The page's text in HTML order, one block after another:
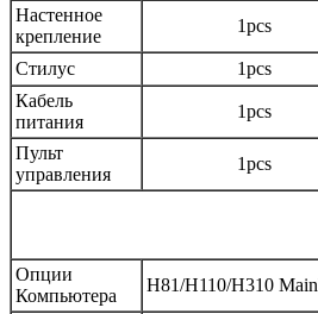
Настенное
крепление
1pcs
Стилус 1pcs
Кабель
питания
1pcs
Пульт
управления
1pcs
Опции
Компьютера
H81/H110/H310